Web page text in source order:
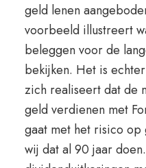
geld lenen
voorbeeld illustreert
beleggen voor de
bekijken. Het is
zich realiseert dat de
geld verdienen met
gaat met het risico
wij dat al 90 jaar